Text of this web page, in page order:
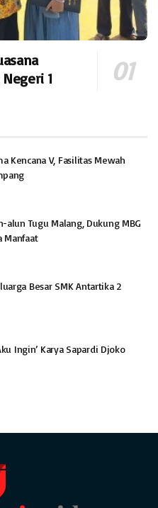
1
Kencana V, Fasilitas Mewah
alun Tugu Malang, Dukung MBG
Manfaat
Besar SMK Antartika 2
Ingin’ Karya Sapardi Djoko